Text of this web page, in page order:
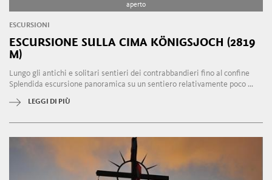
aperto
ESCURSIONI
ESCURSIONE SULLA CIMA KÖNIGSJOCH (2819
M)
Lungo gli antichi e solitari sentieri dei contrabbandieri fino al confine
Splendida escursione panoramica su un sentiero relativamente poco ...
LEGGI DI PIÙ